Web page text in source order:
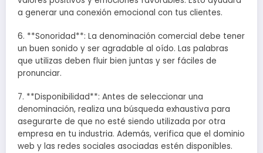
a generar una conexión emocional con tus clientes.
6. **Sonoridad**: La denominación comercial debe tener
un buen sonido y ser agradable al oído. Las palabras
que utilizas deben fluir bien juntas y ser fáciles de
pronunciar.
7. **Disponibilidad**: Antes de seleccionar una
denominación, realiza una búsqueda exhaustiva para
asegurarte de que no esté siendo utilizada por otra
empresa en tu industria. Además, verifica que el dominio
web y las redes sociales asociadas estén disponibles.